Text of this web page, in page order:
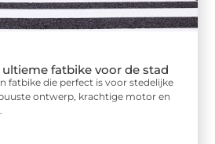
ultieme fatbike voor de stad
fatbike die perfect is voor stedelijke
ontwerp, krachtige motor en